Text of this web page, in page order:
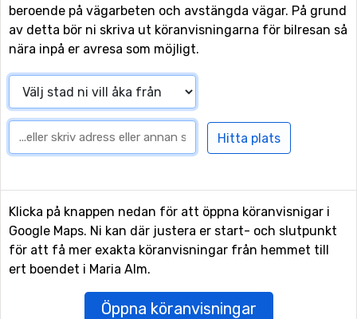
beroende på vägarbeten och avstängda vägar. På grund
av detta bör ni skriva ut köranvisningarna för bilresan så
nära inpå er avresa som möjligt.
Klicka på knappen nedan för att öppna köranvisnigar i
Google Maps. Ni kan där justera er start- och slutpunkt
för att få mer exakta köranvisningar från hemmet till
ert boendet i Maria Alm.
Öppna köranvisningar